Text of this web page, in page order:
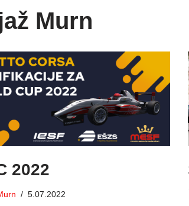
Murn
2022
5.07.2022